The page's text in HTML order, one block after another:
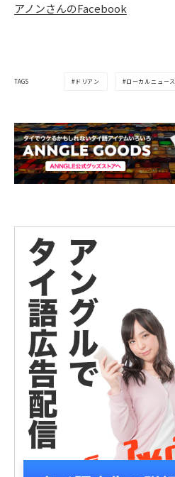
アノンさんのFacebook
TAGS ドリアン ローカルニュース